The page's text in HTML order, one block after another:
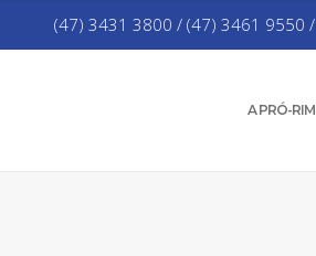
(47) 3431 3800 / (47) 3461 9550 /
A PRÓ-RIM